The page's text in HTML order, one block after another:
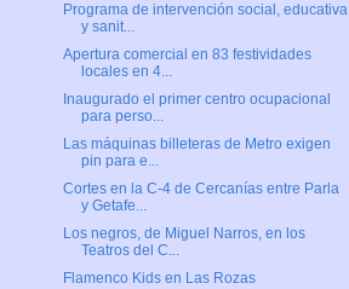
Programa de intervención social, educativa
y sanit...
Apertura comercial en 83 festividades
locales en 4...
Inaugurado el primer centro ocupacional
para perso...
Las máquinas billeteras de Metro exigen
pin para e...
Cortes en la C-4 de Cercanías entre Parla
y Getafe...
Los negros, de Miguel Narros, en los
Teatros del C...
Flamenco Kids en Las Rozas